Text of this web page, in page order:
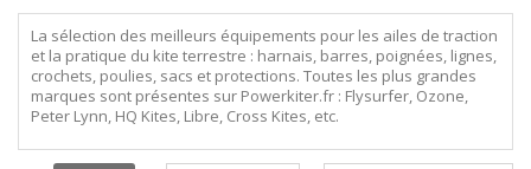
La sélection des meilleurs équipements pour les ailes de traction
et la pratique du kite terrestre : harnais, barres, poignées, lignes,
crochets, poulies, sacs et protections. Toutes les plus grandes
marques sont présentes sur Powerkiter.fr : Flysurfer, Ozone,
Peter Lynn, HQ Kites, Libre, Cross Kites, etc.